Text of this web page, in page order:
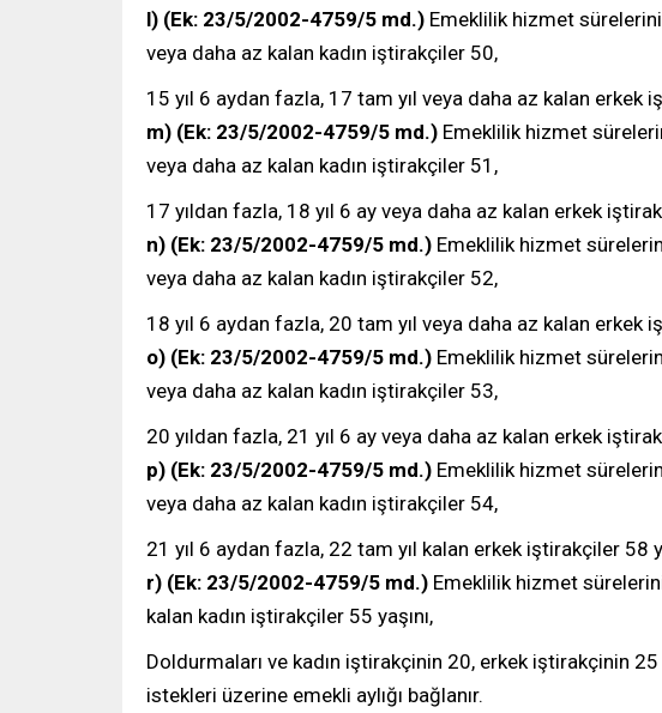
l) (Ek: 23/5/2002-4759/5 md.) Emeklilik hizmet
veya daha az kalan kadın iştirakçiler 50,
15 yıl 6 aydan fazla, 17 tam yıl veya daha az kalan erkek
m) (Ek: 23/5/2002-4759/5 md.) Emeklilik hizmet
veya daha az kalan kadın iştirakçiler 51,
17 yıldan fazla, 18 yıl 6 ay veya daha az kalan erkek
n) (Ek: 23/5/2002-4759/5 md.) Emeklilik hizmet
veya daha az kalan kadın iştirakçiler 52,
18 yıl 6 aydan fazla, 20 tam yıl veya daha az kalan erkek
o) (Ek: 23/5/2002-4759/5 md.) Emeklilik hizmet
veya daha az kalan kadın iştirakçiler 53,
20 yıldan fazla, 21 yıl 6 ay veya daha az kalan erkek
p) (Ek: 23/5/2002-4759/5 md.) Emeklilik hizmet
veya daha az kalan kadın iştirakçiler 54,
21 yıl 6 aydan fazla, 22 tam yıl kalan erkek iştirakçiler 58
r) (Ek: 23/5/2002-4759/5 md.) Emeklilik hizmet
kalan kadın iştirakçiler 55 yaşını,
Doldurmaları ve kadın iştirakçinin 20, erkek iştirakçinin
istekleri üzerine emekli aylığı bağlanır.